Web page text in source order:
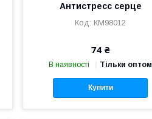
Антистресс серце
КМ98012
74 ₴
В наявності Тільки оптом
Купити